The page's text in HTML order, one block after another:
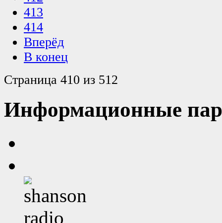
413
414
Вперёд
В конец
Страница 410 из 512
Информационные